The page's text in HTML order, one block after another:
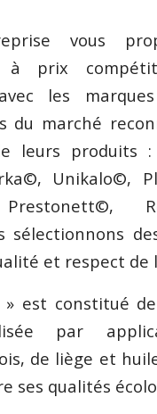
vous
à prix
les
du marché
leurs produits
Unikalo©,
sélectionnons
et respect de
» est constitué
par
de liège et
ses qualités